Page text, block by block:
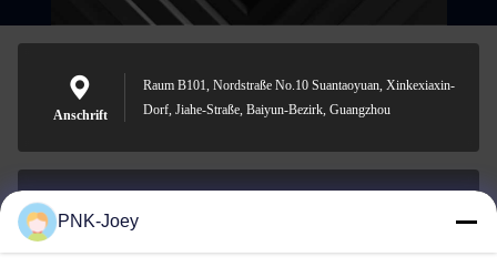
Anschrift
Raum B101, Nordstraße No.10 Suantaoyuan, Xinkexiaxin-
Dorf, Jiahe-Straße, Baiyun-Bezirk, Guangzhou
E-Mail-Adresse
PNK-Joey